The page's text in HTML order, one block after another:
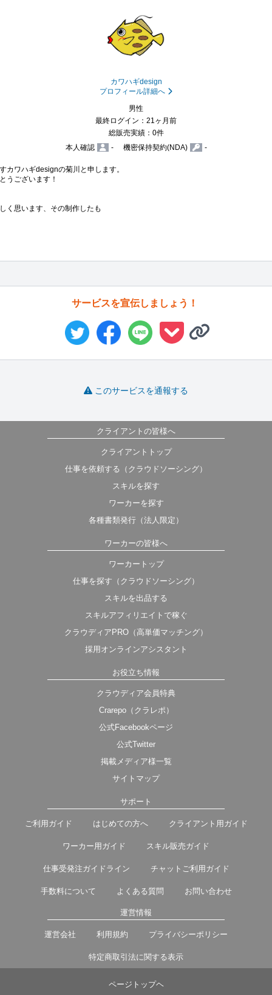
カワハギdesign
プロフィール詳細へ
男性
最終ログイン：21ヶ月前
総販売実績：0件
本人確認
- 機密保持契約(NDA) -
カワハギdesignの菊川と申します。
うございます！
く思います、その制作したも
サービスを宣伝しましょう！
このサービスを通報する
クライアントの皆様へ
クライアントトップ
仕事を依頼する（クラウドソーシング）
スキルを探す
ワーカーを探す
各種書類発行（法人限定）
ワーカーの皆様へ
ワーカートップ
仕事を探す（クラウドソーシング）
スキルを出品する
スキルアフィリエイトで稼ぐ
クラウディアPRO（高単価マッチング）
採用オンラインアシスタント
お役立ち情報
クラウディア会員特典
Crarepo（クラレポ）
公式Facebookページ
公式Twitter
掲載メディア様一覧
サイトマップ
サポート
ご利用ガイド はじめての方へ クライアント用ガイド
ワーカー用ガイド スキル販売ガイド
仕事受発注ガイドライン チャットご利用ガイド
手数料について よくある質問 お問い合わせ
運営情報
運営会社 利用規約 プライバシーポリシー
特定商取引法に関する表示
ページトップヘ